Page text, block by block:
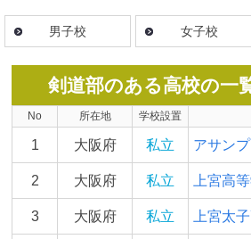
男子校 女子校
剣道部のある高校の一
No 所在地 学校設置
1 大阪府 私立 アサン
2 大阪府 私立 上宮高
3 大阪府 私立 上宮太